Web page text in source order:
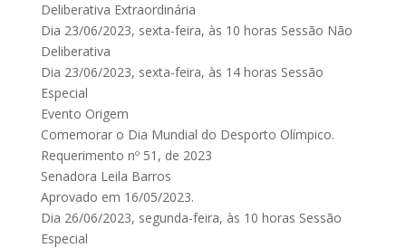
Deliberativa Extraordinária
Dia 23/06/2023, sexta-feira, às 10 horas Sessão Não
Deliberativa
Dia 23/06/2023, sexta-feira, às 14 horas Sessão
Especial
Evento Origem
Comemorar o Dia Mundial do Desporto Olímpico.
Requerimento nº 51, de 2023
Senadora Leila Barros
Aprovado em 16/05/2023.
Dia 26/06/2023, segunda-feira, às 10 horas Sessão
Especial